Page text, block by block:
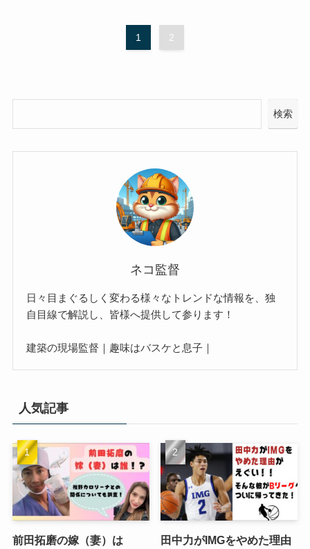
1 2
検索
ネコ監督
日々目まぐるしく変わる様々なトレンドな情報を、独
自目線で解説し、皆様へ提供して参ります！
建築の現場監督｜趣味はバスケと息子｜
人気記事
前田拓磨の嫁（妻）は
田中力がIMGをやめた理由